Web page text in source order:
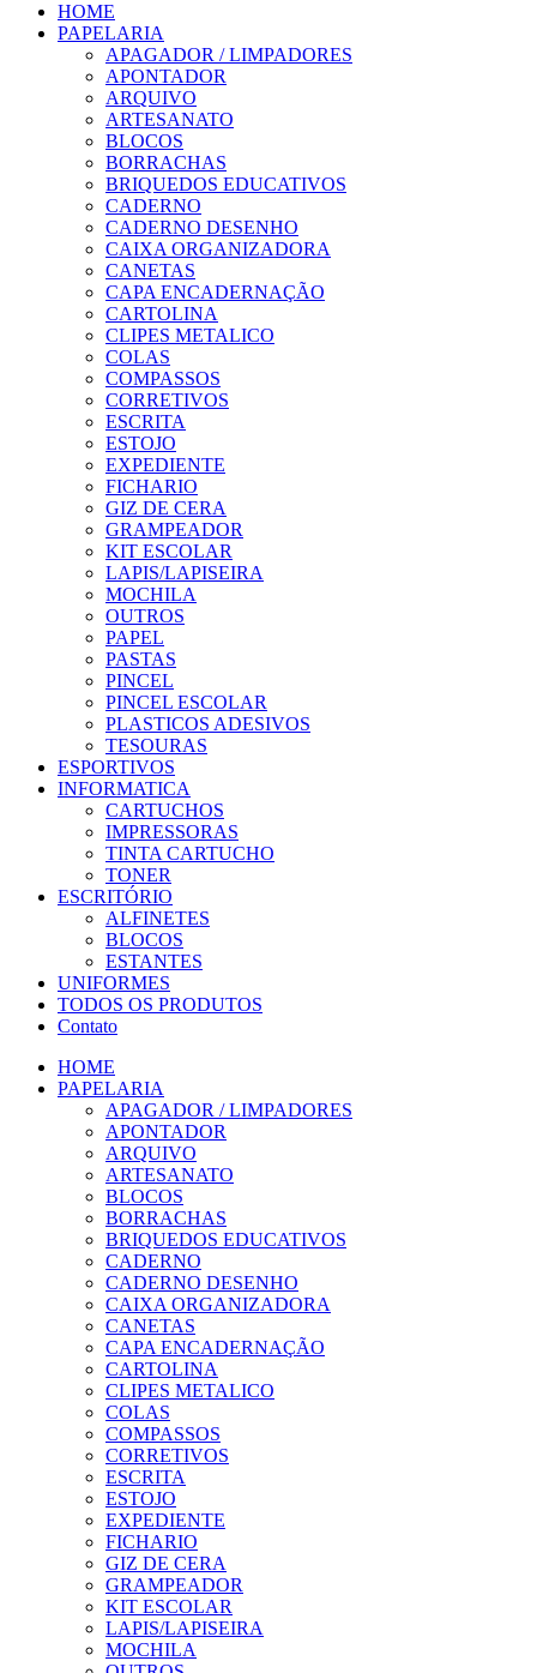
HOME
PAPELARIA
APAGADOR / LIMPADORES
APONTADOR
ARQUIVO
ARTESANATO
BLOCOS
BORRACHAS
BRIQUEDOS EDUCATIVOS
CADERNO
CADERNO DESENHO
CAIXA ORGANIZADORA
CANETAS
CAPA ENCADERNAÇÃO
CARTOLINA
CLIPES METALICO
COLAS
COMPASSOS
CORRETIVOS
ESCRITA
ESTOJO
EXPEDIENTE
FICHARIO
GIZ DE CERA
GRAMPEADOR
KIT ESCOLAR
LAPIS/LAPISEIRA
MOCHILA
OUTROS
PAPEL
PASTAS
PINCEL
PINCEL ESCOLAR
PLASTICOS ADESIVOS
TESOURAS
ESPORTIVOS
INFORMATICA
CARTUCHOS
IMPRESSORAS
TINTA CARTUCHO
TONER
ESCRITÓRIO
ALFINETES
BLOCOS
ESTANTES
UNIFORMES
TODOS OS PRODUTOS
Contato
HOME
PAPELARIA
APAGADOR / LIMPADORES
APONTADOR
ARQUIVO
ARTESANATO
BLOCOS
BORRACHAS
BRIQUEDOS EDUCATIVOS
CADERNO
CADERNO DESENHO
CAIXA ORGANIZADORA
CANETAS
CAPA ENCADERNAÇÃO
CARTOLINA
CLIPES METALICO
COLAS
COMPASSOS
CORRETIVOS
ESCRITA
ESTOJO
EXPEDIENTE
FICHARIO
GIZ DE CERA
GRAMPEADOR
KIT ESCOLAR
LAPIS/LAPISEIRA
MOCHILA